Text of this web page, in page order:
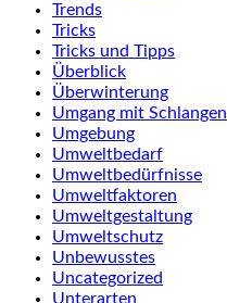
Trends
Tricks
Tricks und Tipps
Überblick
Überwinterung
Umgang mit Schlangen
Umgebung
Umweltbedarf
Umweltbedürfnisse
Umweltfaktoren
Umweltgestaltung
Umweltschutz
Unbewusstes
Uncategorized
Unterarten